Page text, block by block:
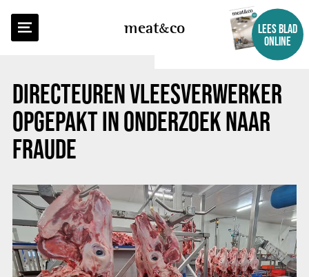
meatco
LEES BLAD
ONLINE
DIRECTEUREN VLEESVERWERKER
OPGEPAKT IN ONDERZOEK NAAR
FRAUDE
TERUG NAAR OVERZICHT